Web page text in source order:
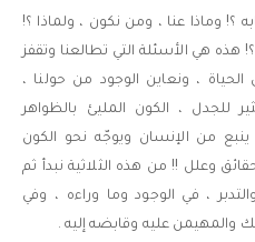
؟! وماذا عنا ، ومن نكون ، ولماذا ؟!
هذه هي الأسئلة التي تطالعنا وتقفز
الحياة ، ونعاين الوجود من حولنا ،
للجدل ، الكون المليئ بالظواهر
ينبع من الإنسان ويوجّه نحو الكون
وعلل !! من هذه الثلاثية نبدأ ثم
، في الوجود وما وراءه ، وفي
والمهيمن عليه وقابضه إليه .